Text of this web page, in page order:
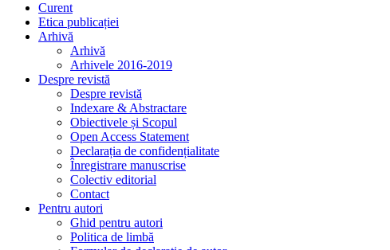
Curent
Etica publicației
Arhivă
Arhivă
Arhivele 2016-2019
Despre revistă
Despre revistă
Indexare & Abstractare
Obiectivele și Scopul
Open Access Statement
Declarația de confidențialitate
Înregistrare manuscrise
Colectiv editorial
Contact
Pentru autori
Ghid pentru autori
Politica de limbă